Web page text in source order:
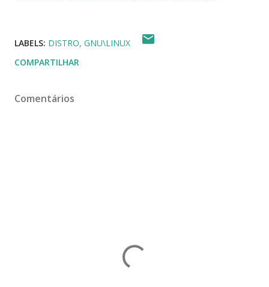
LABELS: DISTRO GNU\LINUX
COMPARTILHAR
Comentários